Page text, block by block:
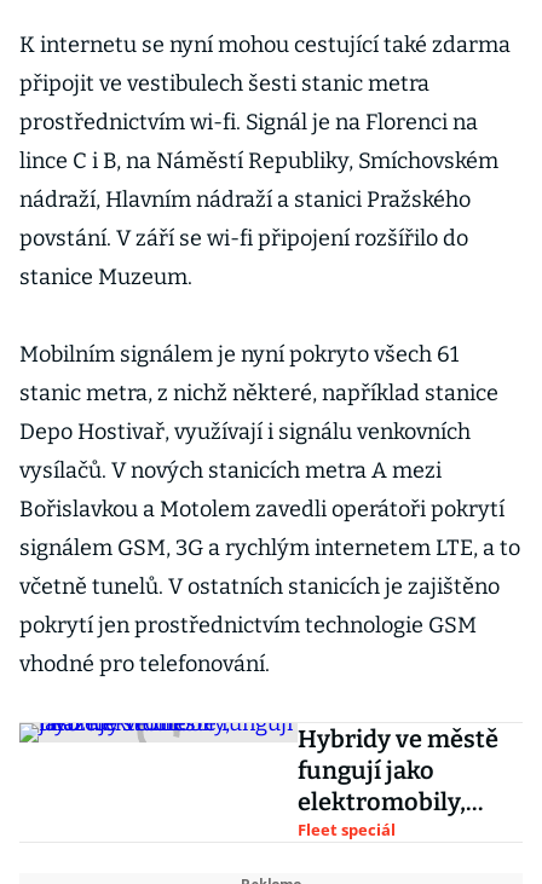
rychlovlaky i
digitální správu
K internetu se nyní mohou cestující také zdarma
připojit ve vestibulech šesti stanic metra
prostřednictvím wi-fi. Signál je na Florenci na
lince C i B, na Náměstí Republiky, Smíchovském
nádraží, Hlavním nádraží a stanici Pražského
povstání. V září se wi-fi připojení rozšířilo do
stanice Muzeum.
Mobilním signálem je nyní pokryto všech 61
stanic metra, z nichž některé, například stanice
Depo Hostivař, využívají i signálu venkovních
vysílačů. V nových stanicích metra A mezi
Bořislavkou a Motolem zavedli operátoři pokrytí
signálem GSM, 3G a rychlým internetem LTE, a to
včetně tunelů. V ostatních stanicích je zajištěno
pokrytí jen prostřednictvím technologie GSM
vhodné pro telefonování.
Hybridy ve městě
fungují jako
elektromobily,
ukazuje studie
Fleet speciál